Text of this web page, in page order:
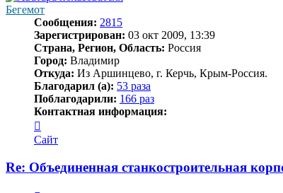
Бегемот
Сообщения: 2815
Зарегистрирован: 03 окт 2009, 13:39
Страна, Регион, Область: Россия
Город: Владимир
Откуда: Из Аршинцево, г. Керчь, Крым-Россия.
Благодарил (а): 53 раза
Поблагодарили: 166 раз
Контактная информация:
информация
пользователя
Бегемот
Сайт
Re: Объединенная станкостроительная